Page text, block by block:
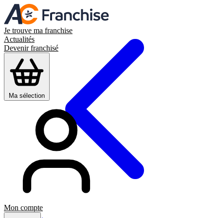
Je trouve ma franchise
Actualités
Devenir franchisé
Ma sélection
Mon compte